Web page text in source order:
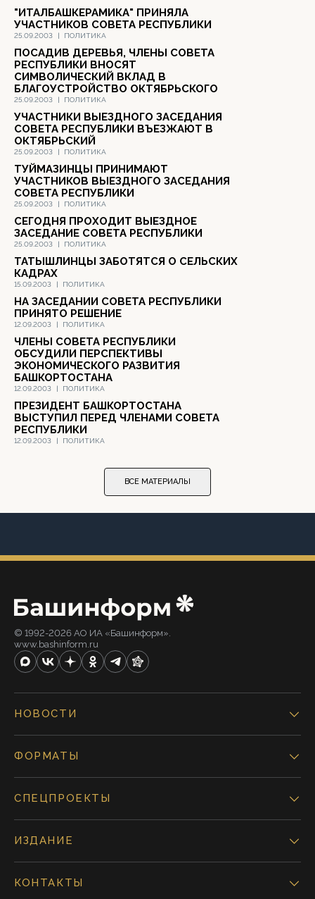
25.09.2003 | ПОЛИТИКА
"ИТАЛБАШКЕРАМИКА" ПРИНЯЛА
УЧАСТНИКОВ СОВЕТА РЕСПУБЛИКИ
25.09.2003 | ПОЛИТИКА
ПОСАДИВ ДЕРЕВЬЯ, ЧЛЕНЫ СОВЕТА
РЕСПУБЛИКИ ВНОСЯТ
СИМВОЛИЧЕСКИЙ ВКЛАД В
БЛАГОУСТРОЙСТВО ОКТЯБРЬСКОГО
25.09.2003 | ПОЛИТИКА
УЧАСТНИКИ ВЫЕЗДНОГО ЗАСЕДАНИЯ
СОВЕТА РЕСПУБЛИКИ ВЪЕЗЖАЮТ В
ОКТЯБРЬСКИЙ
25.09.2003 | ПОЛИТИКА
ТУЙМАЗИНЦЫ ПРИНИМАЮТ
УЧАСТНИКОВ ВЫЕЗДНОГО ЗАСЕДАНИЯ
СОВЕТА РЕСПУБЛИКИ
25.09.2003 | ПОЛИТИКА
СЕГОДНЯ ПРОХОДИТ ВЫЕЗДНОЕ
ЗАСЕДАНИЕ СОВЕТА РЕСПУБЛИКИ
15.09.2003 | ПОЛИТИКА
ТАТЫШЛИНЦЫ ЗАБОТЯТСЯ О СЕЛЬСКИХ
КАДРАХ
12.09.2003 | ПОЛИТИКА
НА ЗАСЕДАНИИ СОВЕТА РЕСПУБЛИКИ
ПРИНЯТО РЕШЕНИЕ
12.09.2003 | ПОЛИТИКА
ЧЛЕНЫ СОВЕТА РЕСПУБЛИКИ
ОБСУДИЛИ ПЕРСПЕКТИВЫ
ЭКОНОМИЧЕСКОГО РАЗВИТИЯ
БАШКОРТОСТАНА
12.09.2003 | ПОЛИТИКА
ПРЕЗИДЕНТ БАШКОРТОСТАНА
ВЫСТУПИЛ ПЕРЕД ЧЛЕНАМИ СОВЕТА
РЕСПУБЛИКИ
ВСЕ МАТЕРИАЛЫ
© 1992-2026 АО ИА «Башинформ».
www.bashinform.ru
НОВОСТИ
ФОРМАТЫ
СПЕЦПРОЕКТЫ
ИЗДАНИЕ
КОНТАКТЫ